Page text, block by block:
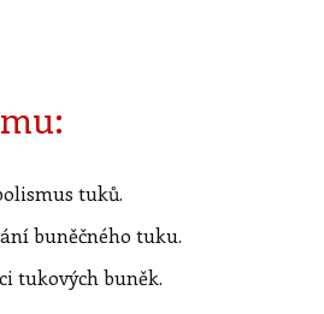
tuků.
buněčného tuku.
tukových buněk.